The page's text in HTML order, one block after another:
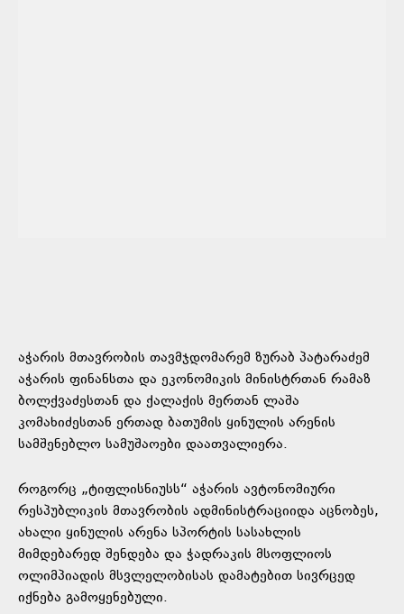
აჭარის მთავრობის თავმჯდომარემ ზურაბ პატარაძემ
აჭარის ფინანსთა და ეკონომიკის მინისტრთან რამაზ
ბოლქვაძესთან და ქალაქის მერთან ლაშა
კომახიძესთან ერთად ბათუმის ყინულის არენის
სამშენებლო სამუშაოები დაათვალიერა.
როგორც „ტიფლისნიუსს“ აჭარის ავტონომიური
რესპუბლიკის მთავრობის ადმინისტრაციიდა აცნობეს,
ახალი ყინულის არენა სპორტის სასახლის
მიმდებარედ შენდება და ჭადრაკის მსოფლიოს
ოლიმპიადის მსვლელობისას დამატებით სივრცედ
იქნება გამოყენებული.